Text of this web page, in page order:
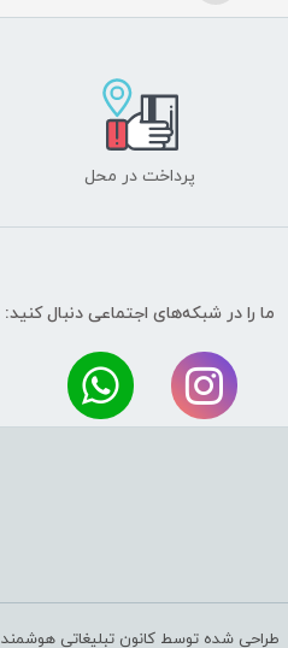
پرداخت در محل
ما را در شبکه‌های اجتماعی دنبال کنید:
طراحی شده توسط کانون تبلیغاتی هوشمند